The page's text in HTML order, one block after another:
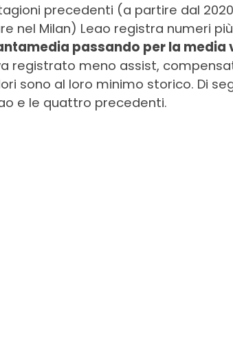
precedenti (a partire dal
nel Milan) Leao registra numeri
passando per la media
registrato meno assist,
sono al loro minimo storico. Di
e le quattro precedenti.